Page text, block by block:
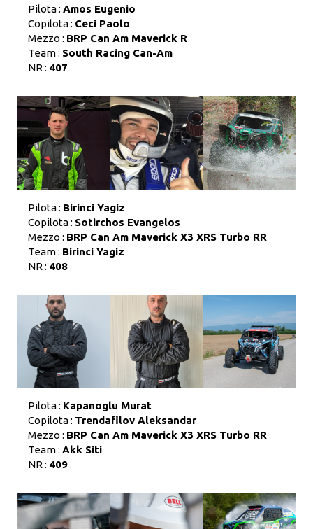
Pilota : Amos Eugenio
Copilota : Ceci Paolo
Mezzo : BRP Can Am Maverick R
Team : South Racing Can-Am
NR : 407
Pilota : Birinci Yagiz
Copilota : Sotirchos Evangelos
Mezzo : BRP Can Am Maverick X3 XRS Turbo RR
Team : Birinci Yagiz
NR : 408
Pilota : Kapanoglu Murat
Copilota : Trendafilov Aleksandar
Mezzo : BRP Can Am Maverick X3 XRS Turbo RR
Team : Akk Siti
NR : 409